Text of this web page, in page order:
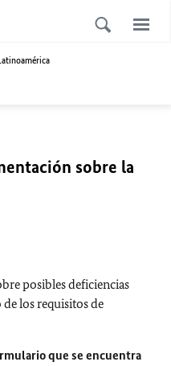
sobre la
posibles deficiencias
los requisitos de
que se encuentra